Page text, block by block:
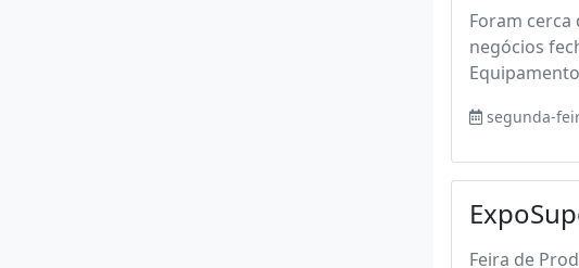
Foram cerca
negócios
segunda-
Feira de